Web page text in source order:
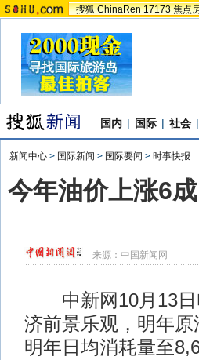
搜狐 ChinaRen 17173 焦点
国内 | 国际 | 社会 |
新闻中心 > 国际新闻 > 国际要闻 > 时事快报
今年油价上涨6
来源： 中国新闻网
中新网10月13日
济前景乐观，明年
明年日均消耗量至